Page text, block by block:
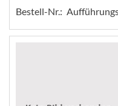
Bestell-Nr.: